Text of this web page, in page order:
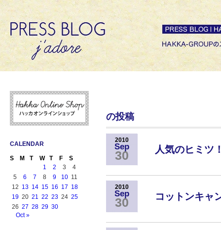
CALENDAR
S M T W T F
S
1
2 3
4
5
6 7 8 9 10 11
12 13 14 15 16 17 18
19 20 21 22 23 24 25
26 27 28 29 30
Oct »
の投稿
2010
Sep
30 人気のヒミツ
2010
Sep
30 コットンキャ